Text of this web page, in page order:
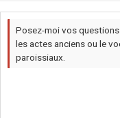
Posez-moi vos
les actes anciens ou le
paroissiaux.